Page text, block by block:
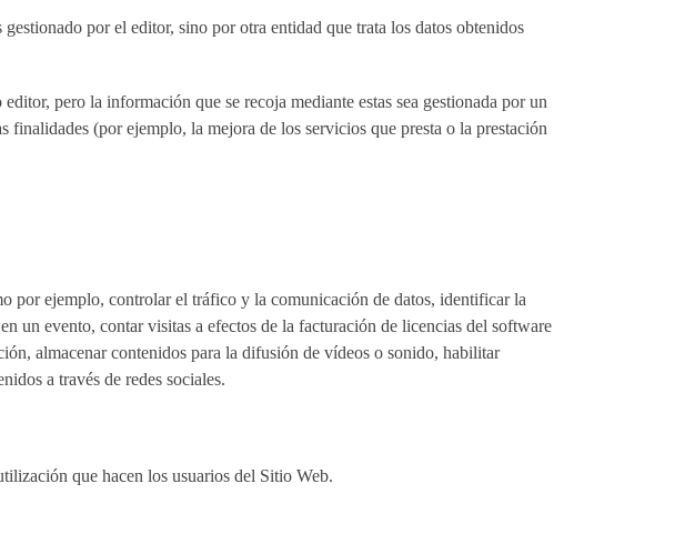
por el editor, sino por otra entidad que trata los datos obtenidos
pero la información que se recoja mediante estas sea gestionada por un
(por ejemplo, la mejora de los servicios que presta o la prestación
por ejemplo, controlar el tráfico y la comunicación de datos, identificar la
un evento, contar visitas a efectos de la facturación de licencias del software
almacenar contenidos para la difusión de vídeos o sonido, habilitar
a través de redes sociales.
que hacen los usuarios del Sitio Web.